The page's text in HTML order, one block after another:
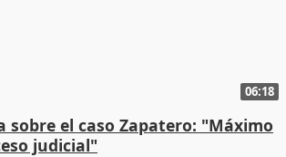
06:18
sobre el caso Zapatero: "Máximo
judicial"